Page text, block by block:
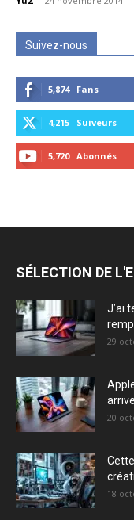
Suivez-nous
5,874 Fans
4,215 Suiveurs
5,720 Abonnés
SÉLECTION DE
J’ai
29
20
18